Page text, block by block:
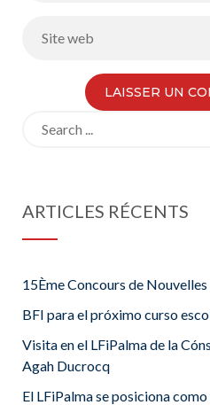
ARTICLES RÉCENTS
15Ème Concours de Nouvelles
BFI para el próximo curso
Visita en el LFiPalma de la
Agah Ducrocq
El LFiPalma se posiciona